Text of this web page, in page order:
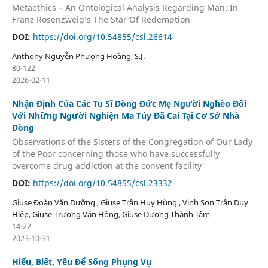
Metaethics – An Ontological Analysis Regarding Man: In
Franz Rosenzweig’s The Star Of Redemption
DOI: https://doi.org/10.54855/csl.26614
Anthony Nguyễn Phượng Hoàng, S.J.
80-122
2026-02-11
Nhận Định Của Các Tu Sĩ Dòng Đức Mẹ Người Nghèo Đối
Với Những Người Nghiện Ma Túy Đã Cai Tại Cơ Sở Nhà
Dòng
Observations of the Sisters of the Congregation of Our Lady
of the Poor concerning those who have successfully
overcome drug addiction at the convent facility
DOI: https://doi.org/10.54855/csl.23332
Giuse Đoàn Văn Dưỡng , Giuse Trần Huy Hùng , Vinh Sơn Trần Duy
Hiệp, Giuse Trương Văn Hồng, Giuse Dương Thành Tâm
14-22
2023-10-31
Hiểu, Biết, Yêu Để Sống Phụng Vụ